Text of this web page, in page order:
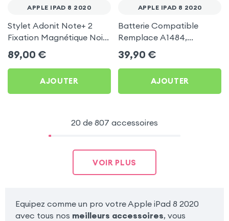
APPLE IPAD 8 2020
Stylet Adonit Note+ 2
Fixation Magnétique Noir
Bronze pour Apple iPad 8
2020
89,00 €
AJOUTER
APPLE IPAD 8 2020
Batterie Compatible
Remplace A1484,
8827mAh pour Apple iPad
8 2020
39,90 €
AJOUTER
20 de 807 accessoires
VOIR PLUS
Equipez comme un pro votre Apple iPad 8 2020
avec tous nos meilleurs accessoires, vous